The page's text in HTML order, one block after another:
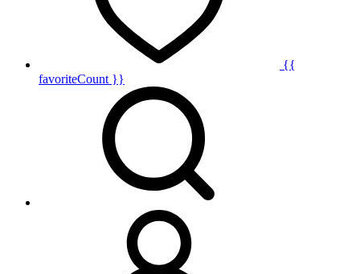
{{
favoriteCount }}